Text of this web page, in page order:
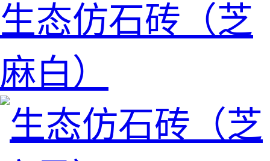
生态仿石砖（芝
麻白）